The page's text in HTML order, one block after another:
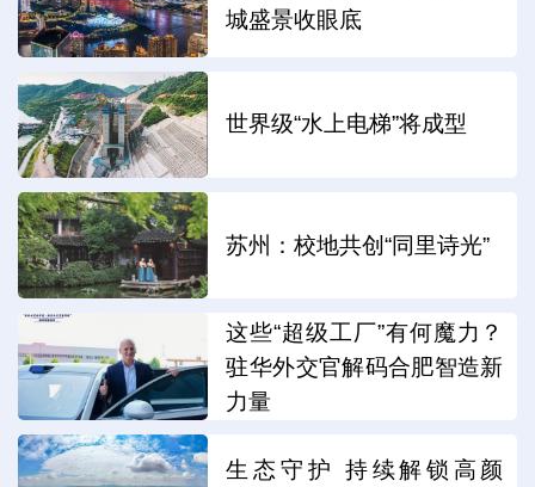
城盛景收眼底
世界级“水上电梯”将成型
苏州：校地共创“同里诗光”
这些“超级工厂”有何魔力？
驻华外交官解码合肥智造新
力量
生态守护 持续解锁高颜